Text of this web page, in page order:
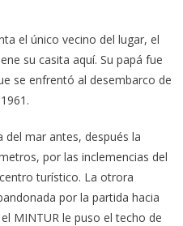
el único vecino del lugar, el
su casita aquí. Su papá fue
se enfrentó al desembarco de
del mar antes, después la
por las inclemencias del
turístico. La otrora
por la partida hacia
MINTUR le puso el techo de